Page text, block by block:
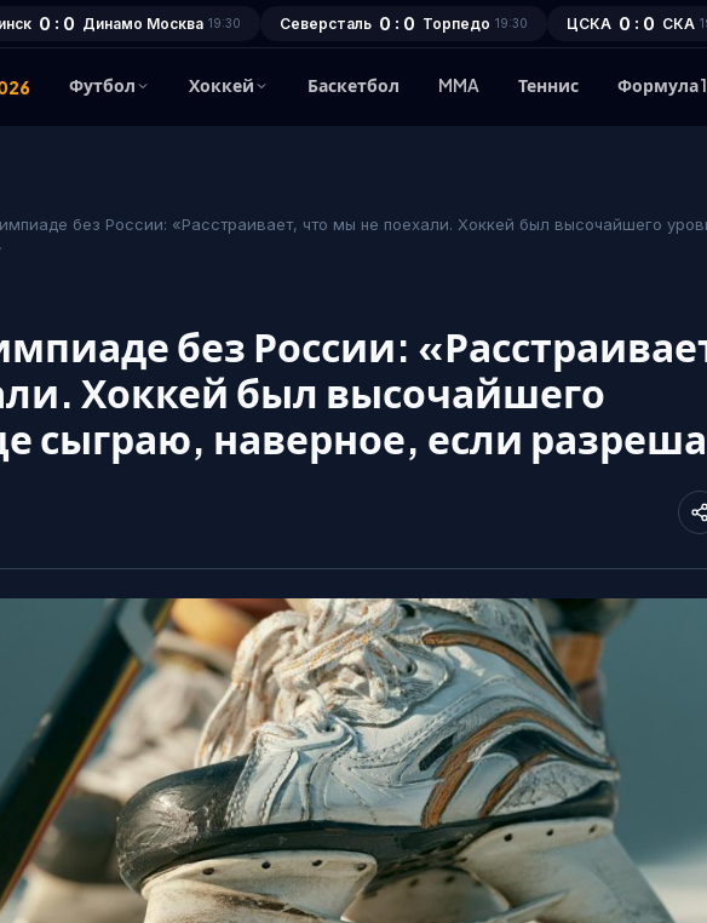
0 : 0 Динамо Москва 19:30 Северсталь 0 : 0 Торпедо 19:30 ЦСКА 0 : 0 СКА
Футбол Хоккей Баскетбол MMA Теннис Формула 1
без России: «Расстраивает, что мы не поехали. Хоккей был высочайшего
без России:
Хоккей был высочайшего
сыграю, наверное, если